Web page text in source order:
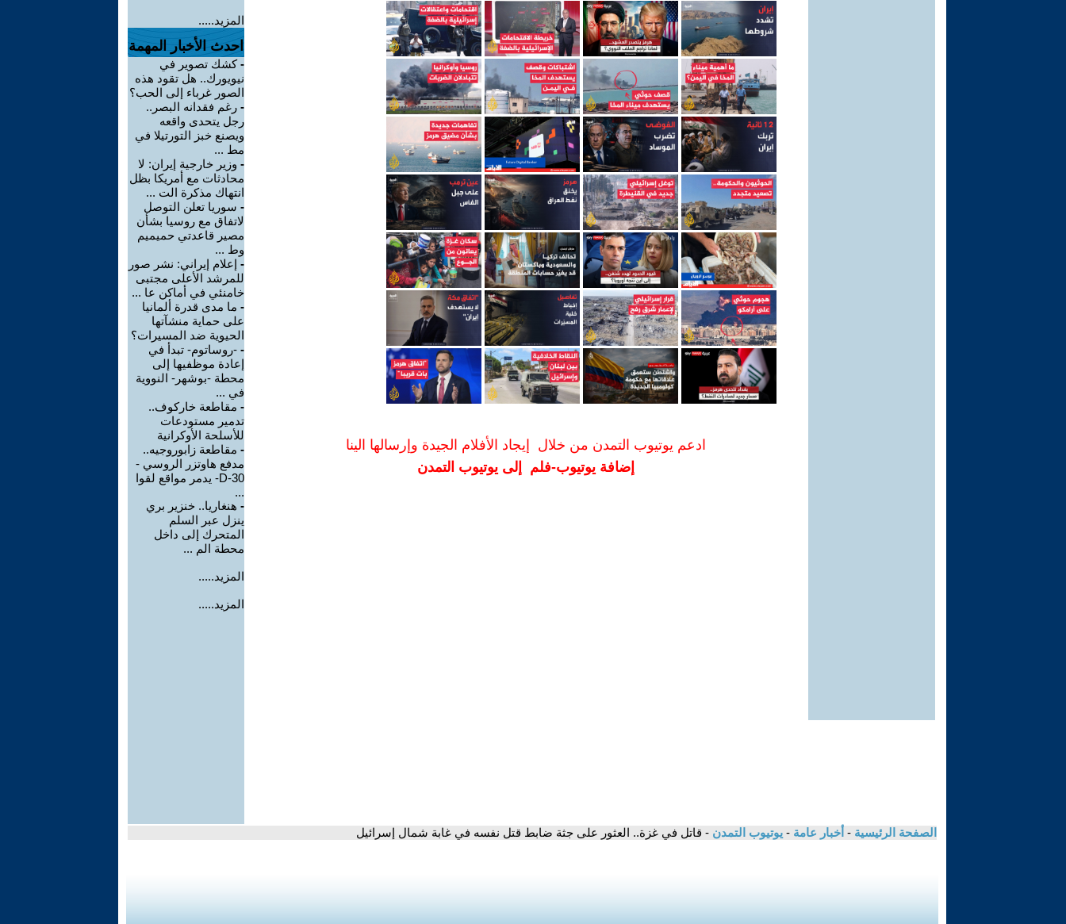
ادعم يوتيوب التمدن من خلال إيجاد الأفلام الجيدة وإرسالها الينا
إضافة يوتيوب-فلم إلى يوتيوب التمدن
المزيد.....
احدث الأخبار المهمة
-كشك تصوير في
نيويورك.. هل تقود هذه
الصور غرباء إلى الحب؟
- رغم فقدانه البصر..
رجل يتحدى واقعه
ويصنع خبز التورتيلا في
مط ...
- وزير خارجية إيران: لا
محادثات مع أمريكا بظل
انتهاك مذكرة الت ...
- سوريا تعلن التوصل
لاتفاق مع روسيا بشأن
مصير قاعدتي حميميم
وط ...
- إعلام إيراني: نشر صور
للمرشد الأعلى مجتبى
خامنئي في أماكن عا ...
- ما مدى قدرة ألمانيا
على حماية منشآتها
الحيوية ضد المسيرات؟
- -روساتوم- تبدأ في
إعادة موظفيها إلى
محطة -بوشهر- النووية
في ...
- مقاطعة خاركوف..
تدمير مستودعات
للأسلحة الأوكرانية
- مقاطعة زابوروجيه..
مدفع هاوتزر الروسي -
D-30- يدمر مواقع لقوا
...
- هنغاريا.. خنزير بري
ينزل عبر السلم
المتحرك إلى داخل
محطة الم ...
المزيد.....
المزيد.....
الصفحة الرئيسية - أخبار عامة - يوتيوب التمدن - قاتل في غزة.. العثور على جثة ضابط قتل نفسه في غابة شمال إسرائيل